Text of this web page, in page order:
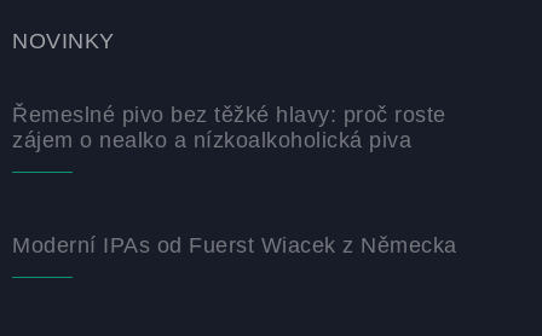
NOVINKY
Řemeslné pivo bez těžké hlavy: proč roste
zájem o nealko a nízkoalkoholická piva
Moderní IPAs od Fuerst Wiacek z Německa